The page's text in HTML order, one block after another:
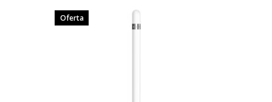
Oferta